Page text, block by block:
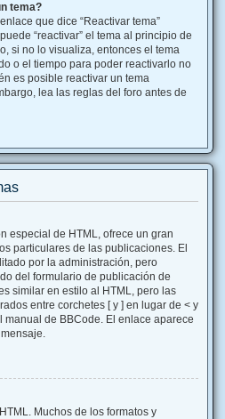
tema?
que dice “Reactivar tema”
“reactivar” el tema al principio de
si no lo visualiza, entonces el tema
o el tiempo para poder reactivarlo no
es posible reactivar un tema
lea las reglas del foro antes de
especial de HTML, ofrece un gran
particulares de las publicaciones. El
por la administración, pero
del formulario de publicación de
similar en estilo al HTML, pero las
entre corchetes [ y ] en lugar de < y
manual de BBCode. El enlace aparece
Muchos de los formatos y